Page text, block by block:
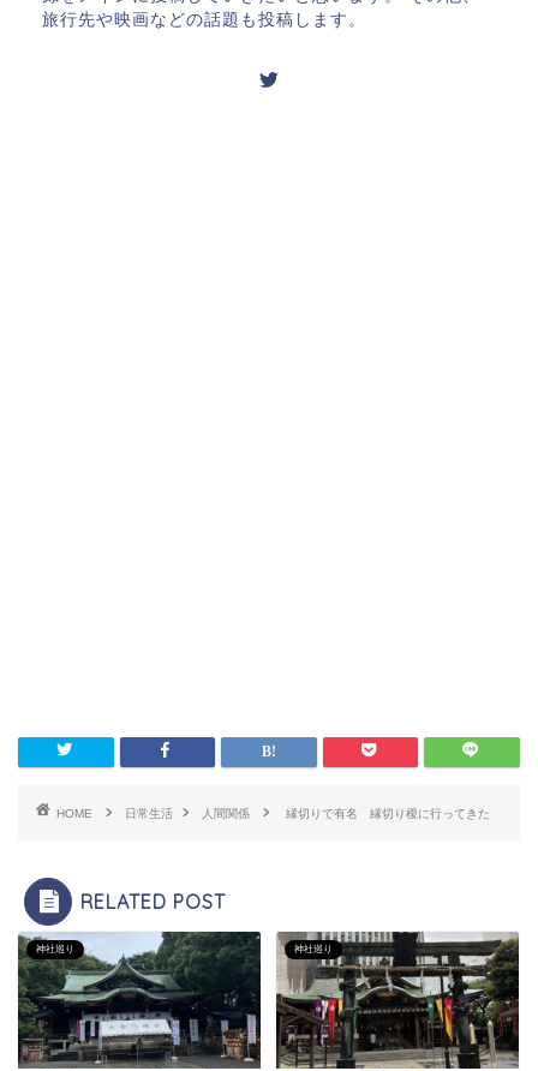
旅行先や映画などの話題も投稿します。
HOME 日常生活 人間関係 縁切りで有名 縁切り榎に行ってきた
RELATED POST
神社巡り 神社巡り